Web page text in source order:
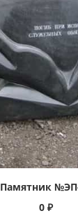
Памятник
0 ₽